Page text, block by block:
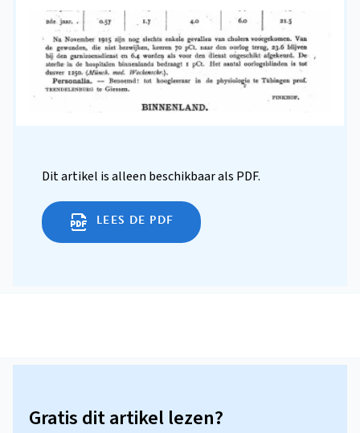
Dit artikel is alleen beschikbaar als PDF.
LEES DE PDF
Gratis dit artikel lezen?